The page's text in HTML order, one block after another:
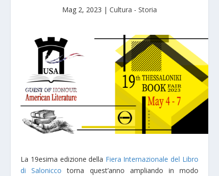
Mag 2, 2023 | Cultura - Storia
La 19esima edizione della Fiera Internazionale del Libro
di Salonicco torna quest’anno ampliando in modo